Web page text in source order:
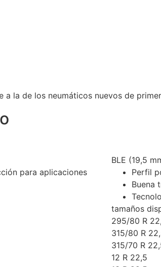
la de los neumáticos nuevos de
para aplicaciones
BLE (19,5
Perfil
Buena
tamaños
295/80 R
315/80 R
315/70 R
12 R 22,5